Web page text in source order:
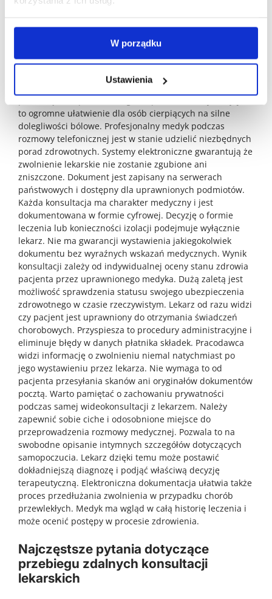
W porządku
Ustawienia
Pacjent który odczuwa objawy choroby zakaźnej nie musi
stawiać się osobiście w przychodni. Ogranicza to ryzyko
transmisji wirusów i bakterii na inne osoby przebywające
w poczekalniach. Zdalna konsultacja medyczna eliminuje
to ogromne ułatwienie dla osób cierpiących na silne
dolegliwości bólowe. Profesjonalny medyk podczas
rozmowy telefonicznej jest w stanie udzielić niezbędnych
porad zdrowotnych. Systemy elektroniczne gwarantują że
zwolnienie lekarskie nie zostanie zgubione ani
zniszczone. Dokument jest zapisany na serwerach
państwowych i dostępny dla uprawnionych podmiotów.
Każda konsultacja ma charakter medyczny i jest
dokumentowana w formie cyfrowej. Decyzję o formie
leczenia lub konieczności izolacji podejmuje wyłącznie
lekarz. Nie ma gwarancji wystawienia jakiegokolwiek
dokumentu bez wyraźnych wskazań medycznych. Wynik
konsultacji zależy od indywidualnej oceny stanu zdrowia
pacjenta przez uprawnionego medyka. Dużą zaletą jest
możliwość sprawdzenia statusu swojego ubezpieczenia
zdrowotnego w czasie rzeczywistym. Lekarz od razu widzi
czy pacjent jest uprawniony do otrzymania świadczeń
chorobowych. Przyspiesza to procedury administracyjne i
eliminuje błędy w danych płatnika składek. Pracodawca
widzi informację o zwolnieniu niemal natychmiast po
jego wystawieniu przez lekarza. Nie wymaga to od
pacjenta przesyłania skanów ani oryginałów dokumentów
pocztą. Warto pamiętać o zachowaniu prywatności
podczas samej wideokonsultacji z lekarzem. Należy
zapewnić sobie ciche i odosobnione miejsce do
przeprowadzenia rozmowy medycznej. Pozwala to na
swobodne opisanie intymnych szczegółów dotyczących
samopoczucia. Lekarz dzięki temu może postawić
dokładniejszą diagnozę i podjąć właściwą decyzję
terapeutyczną. Elektroniczna dokumentacja ułatwia także
proces przedłużania zwolnienia w przypadku chorób
przewlekłych. Medyk ma wgląd w całą historię leczenia i
może ocenić postępy w procesie zdrowienia.
Najczęstsze pytania dotyczące
przebiegu zdalnych konsultacji
lekarskich